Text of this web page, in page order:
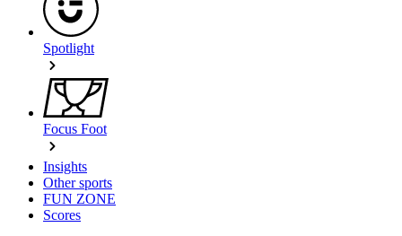
Spotlight
Focus Foot
Insights
Other sports
FUN ZONE
Scores